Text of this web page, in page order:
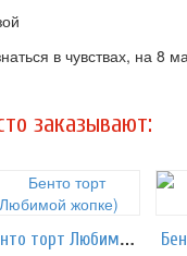
в чувствах, на 8
заказывают:
Бенто торт Любимой жопке)